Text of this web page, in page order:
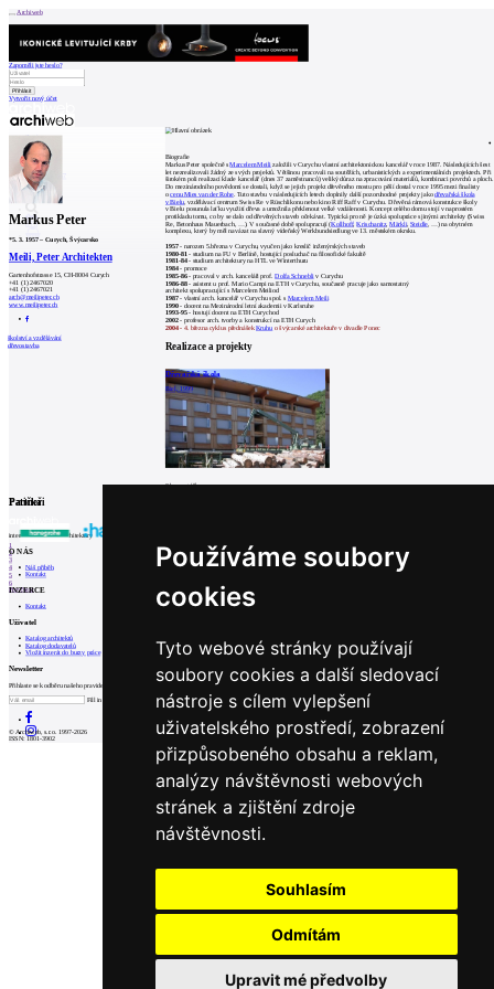
Používáme soubory
cookies
Tyto webové stránky používají
soubory cookies a další sledovací
nástroje s cílem vylepšení
uživatelského prostředí, zobrazení
přizpůsobeného obsahu a reklam,
analýzy návštěvnosti webových
stránek a zjištění zdroje
návštěvnosti.
Souhlasím
Odmítám
Upravit mé předvolby
Archiweb
Zapoměli jste heslo?
Vytvořit nový účet
Zprávy
Architekti
Stavby
Katalog
E-shop
Burza práce
en
Markus Peter
*5. 3. 1957– Curych, Švýcarsko
Meili, Peter Architekten
Gartenhofstrasse 15, CH-8004 Curych
+41 (1) 2467020
+41 (1) 2467021
arch@meilipeter.ch
www.meilipeter.ch
školství a vzdělávání
dřevostavba
Biografie
Markus Peter společně sMarcelem Meili založili v Curychu vlastní architektonickou kancelář v roce 1987. Následujících šest
let nezrealizovali žádný ze svých projektů. Většinou pracovali na soutěžích, urbanistických a experimentálních projektech. Při
širokém poli realizací klade kancelář (dnes 37 zaměstnanců) veliký důraz na zpracování materiálů, kombinaci povrchů a ploch.
Do mezinárodního povědomí se dostali, když se jejich projekt dřevěného mostu pro pěší dostal v roce 1995 mezi finalisty
ocenu Mies van der Rohe. Tuto stavbu v následujících letech doplnily další pozoruhodné projekty jakodřevařská škola
v Bielu , vzdělávací centrum Swiss Re v Rüschlikonu nebo kino Riff Raff v Curychu. Dřevěná rámová konstrukce školy
v Bielu posunula laťku využití dřeva a umožnila překlenout velké vzdálenosti. Koncept celého domu stojí v naprostém
protikladu tomu, co by se dalo od dřevěných staveb očekávat. Typická pro ně je úzká spolupráce s jinými architekty (Swiss
Re, Betonhaus Mauerbach, …). V současné době spolupracují (Kollhoff,Krischanitz,Märkli Steidle , …) na obytném
komplexu, který by měl navázat na slavný vídeňský Werkbundsiedlung ve 13. městském okrsku.
1957- narozen 5.března v Curychu, vyučen jako kreslič inženýrských staveb
1980-81 - studium na FU v Berlíně, hostující posluchač na filosofické fakultě
1981-84- studium architektury na HTL ve Winterthuru
1984- promoce
1985-86- pracoval v arch. kanceláři prof.Dolfa Schnebli v Curychu
1986-88- asistent u prof. Mario Campi na ETH v Curychu, současně pracuje jako samostatný
architekt spolupracující s Marcelem Meiliod
1987- vlastní arch. kancelář v Curychu spol. s Marcelem Meili
1990- docent na Mezinárodní letní akademii v Karlsruhe
1993-95- hostují docent na ETH Curychod
2002- profesor arch. tvorby a konstrukcí na ETH Curych
2004 - 4. března cyklus přednášekKruhu o švýcarské architektuře v divadle Ponec
Realizace a projekty
Dřevařská škola
Biel, 1999
0komentářů
Partneři
1
2
3
4
5
6
PrevNext
Patička
internetové centrum architektury
O NÁS
Náš příběh
Kontakt
INZERCE
Kontakt
Uživatel
Katalog architektů
Katalog dodavatelů
Vložit inzerát do burzy práce
Newsletter
Přihlaste se k odběru našeho pravidelného týdenního newsletteru:
Fill in „nospam“
© Archiweb, s.r.o. 1997-2026
ISSN: 1801-3902